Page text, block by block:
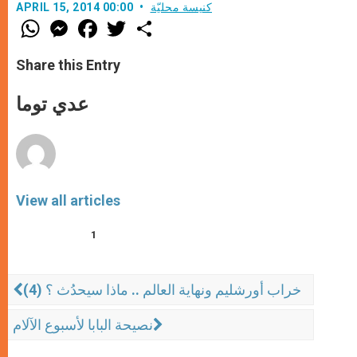
APRIL 15, 2014 00:00 كنيسة محليّة
W
h
t
s
p
p
M
e
s
e
g
e
F
a
e
b
w
Share this Entry
عدي توما
View all articles
1
خراب أورشليم ونهاية العالم .. ماذا سيحدُث ؟ (4)
نصيحة البابا لأسبوع الآلام